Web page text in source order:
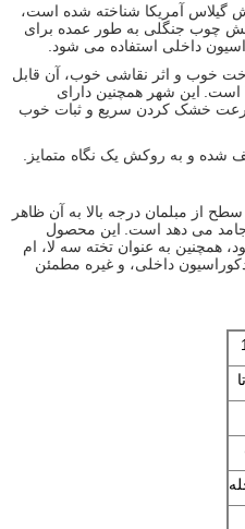
گیلاس آمریکا شناخته شده است،
چوب جنگلی به طور عمده برای
داخلی استفاده می شود.
خوب و اثر نقاشی خوب، آن قابل
است. این شهر همچنین دارای
خشک کردن سریع و ثبات خوب
شده و به روکش یک نگاه متمایز.
از مبلمان درجه بالا به آن ظاهر
می دهد است. این محصول
به عنوان تخته سه لا، ام
داخلی، و غیره مطمئن